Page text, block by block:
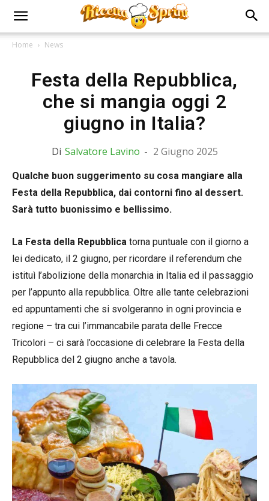
Home News
Festa della Repubblica,
che si mangia oggi 2
giugno in Italia?
Di Salvatore Lavino - 2 Giugno 2025
Qualche buon suggerimento su cosa mangiare alla
Festa della Repubblica, dai contorni fino al dessert.
Sarà tutto buonissimo e bellissimo.
La Festa della Repubblica torna puntuale con il giorno a
lei dedicato, il 2 giugno, per ricordare il referendum che
istituì l’abolizione della monarchia in Italia ed il passaggio
per l’appunto alla repubblica. Oltre alle tante celebrazioni
ed appuntamenti che si svolgeranno in ogni provincia e
regione – tra cui l’immancabile parata delle Frecce
Tricolori – ci sarà l’occasione di celebrare la Festa della
Repubblica del 2 giugno anche a tavola.